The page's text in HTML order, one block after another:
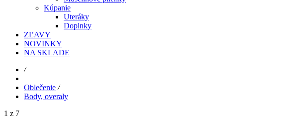
Kúpanie
Uteráky
Doplnky
ZĽAVY
NOVINKY
NA SKLADE
/
Oblečenie /
Body, overaly
1 z 7